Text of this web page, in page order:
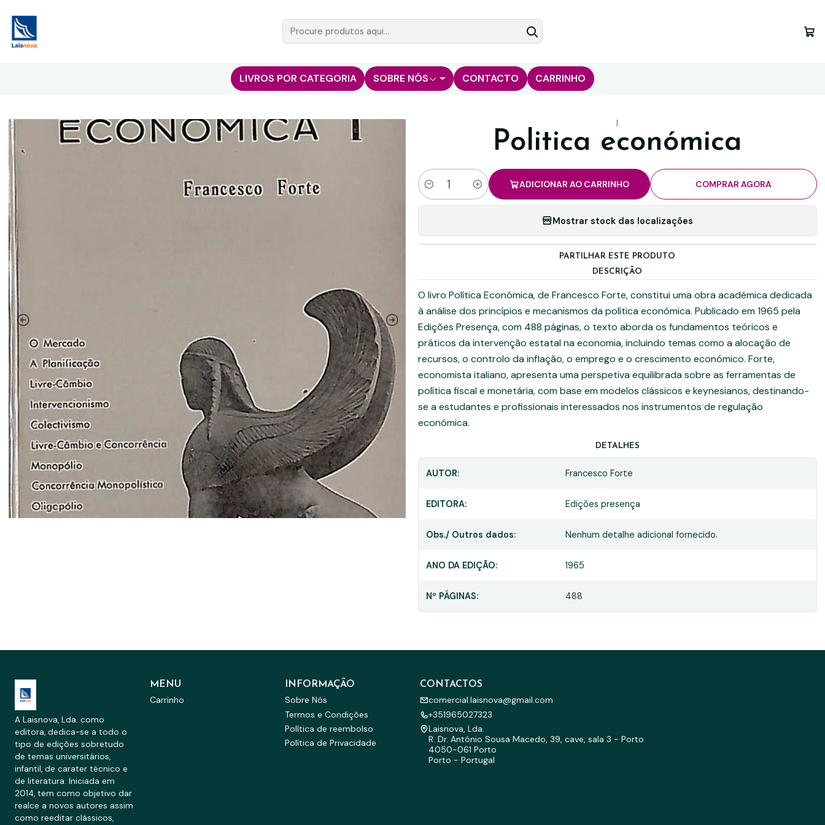
LIVROS POR CATEGORIA SOBRE NÓS CONTACTO CARRINHO
|
Politica económica
Quantidade
ADICIONAR AO CARRINHO COMPRAR AGORA
Mostrar stock das localizações
PARTILHAR ESTE PRODUTO
DESCRIÇÃO
O livro Política Económica, de Francesco Forte, constitui uma obra académica dedicada
à análise dos princípios e mecanismos da política económica. Publicado em 1965 pela
Edições Presença, com 488 páginas, o texto aborda os fundamentos teóricos e
práticos da intervenção estatal na economia, incluindo temas como a alocação de
recursos, o controlo da inflação, o emprego e o crescimento económico. Forte,
economista italiano, apresenta uma perspetiva equilibrada sobre as ferramentas de
política fiscal e monetária, com base em modelos clássicos e keynesianos, destinando-
se a estudantes e profissionais interessados nos instrumentos de regulação
económica.
DETALHES
AUTOR: Francesco Forte
EDITORA: Edições presença
Obs./ Outros dados: Nenhum detalhe adicional fornecido.
ANO DA EDIÇÃO: 1965
Nº PÁGINAS: 488
A Laisnova, Lda. como
editora, dedica-se a todo o
tipo de edições sobretudo
de temas universitários,
infantil, de carater técnico e
de literatura. Iniciada em
2014, tem como objetivo dar
realce a novos autores assim
como reeditar clássicos,
MENU
Carrinho
INFORMAÇÃO
Sobre Nós
Termos e Condições
Política de reembolso
Política de Privacidade
CONTACTOS
comercial.laisnova@gmail.com
+351965027323
Laisnova, Lda.
R. Dr. António Sousa Macedo, 39, cave, sala 3 - Porto
4050-061 Porto
Porto - Portugal